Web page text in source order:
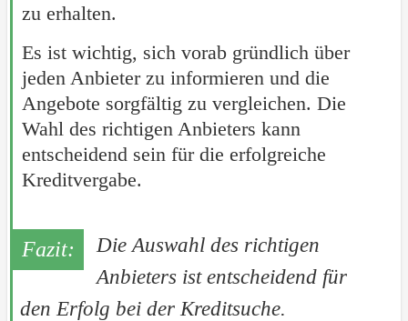
zu erhalten.
Es ist wichtig, sich vorab gründlich über
jeden Anbieter zu informieren und die
Angebote sorgfältig zu vergleichen. Die
Wahl des richtigen Anbieters kann
entscheidend sein für die erfolgreiche
Kreditvergabe.
Die Auswahl des richtigen
Anbieters ist entscheidend für
den Erfolg bei der Kreditsuche.